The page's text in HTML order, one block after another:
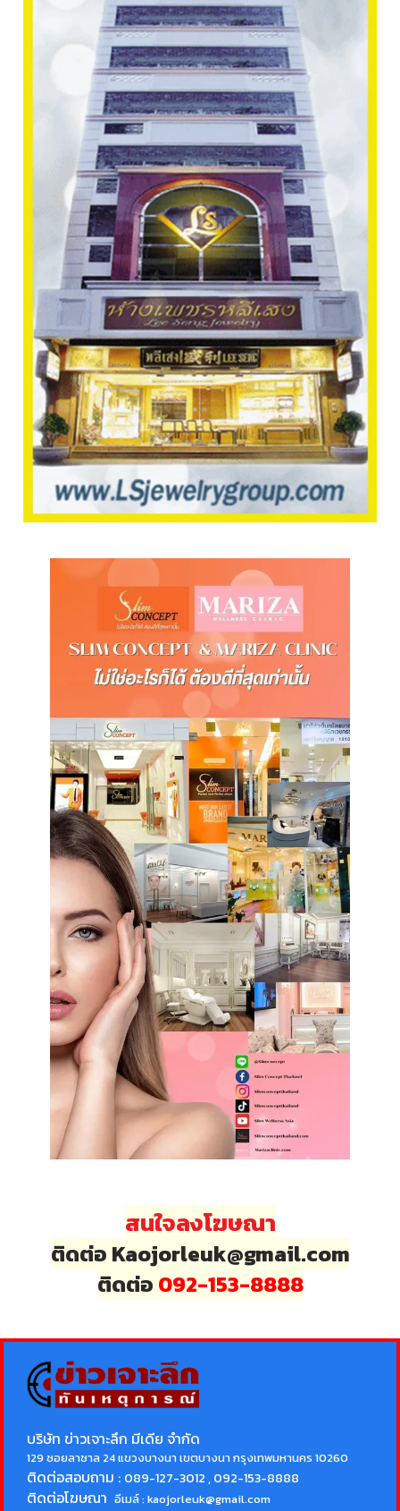
สนใจลงโฆษณา
ติดต่อ Kaojorleuk@gmail.com
ติดต่อ 092-153-8888
บริษัท ข่าวเจาะลึก มีเดีย จำกัด
129 ซอยลาซาล 24 แขวงบางนา เขตบางนา กรุงเทพมหานคร 10260
ติดต่อสอบถาม : 089-127-3012 , 092-153-8888
ติดต่อโฆษณา อีเมล์ :kaojorleuk@gmail.com